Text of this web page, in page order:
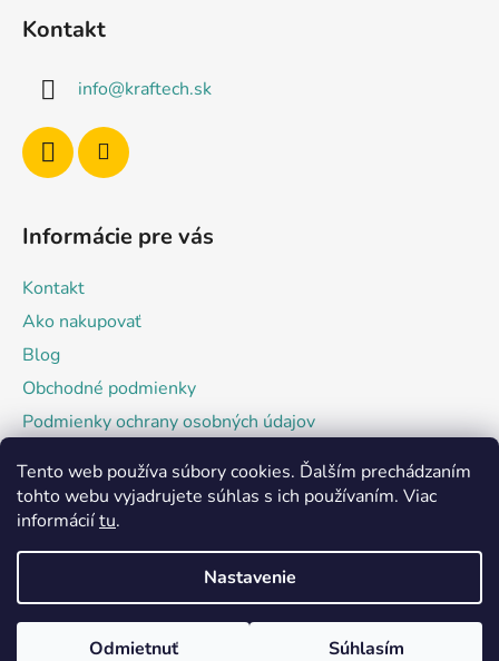
Tento web používa súbory cookies. Ďalším prechádzaním
tohto webu vyjadrujete súhlas s ich používaním. Viac
informáciítu.
Nastavenie
Odmietnuť Súhlasím
Kontakt
info@kraftech.sk
Informácie pre vás
Kontakt
Ako nakupovať
Blog
Obchodné podmienky
Podmienky ochrany osobných údajov
Facebook
Vytvoril Shoptet